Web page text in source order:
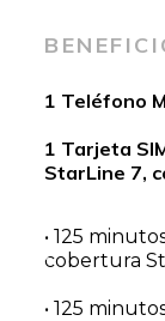
• 125
cobertura
• 125
1 Teléfono
1 Tarjeta
StarLine 7,